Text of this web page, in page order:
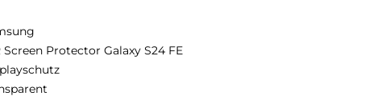
Screen Protector Galaxy S24 FE